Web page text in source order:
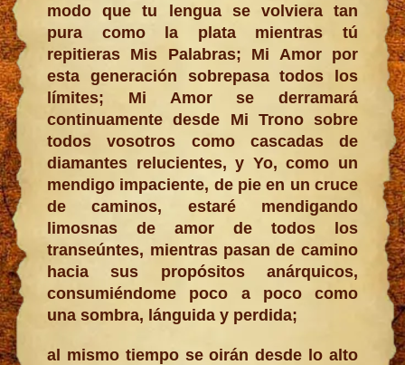
modo que tu lengua se volviera tan
pura como la plata mientras tú
repitieras Mis Palabras; Mi Amor por
esta generación sobrepasa todos los
límites; Mi Amor se derramará
continuamente desde Mi Trono sobre
todos vosotros como cascadas de
diamantes relucientes, y Yo, como un
mendigo impaciente, de pie en un cruce
de caminos, estaré mendigando
limosnas de amor de todos los
transeúntes, mientras pasan de camino
hacia sus propósitos anárquicos,
consumiéndome poco a poco como
una sombra, lánguida y perdida;
al mismo tiempo se oirán desde lo alto